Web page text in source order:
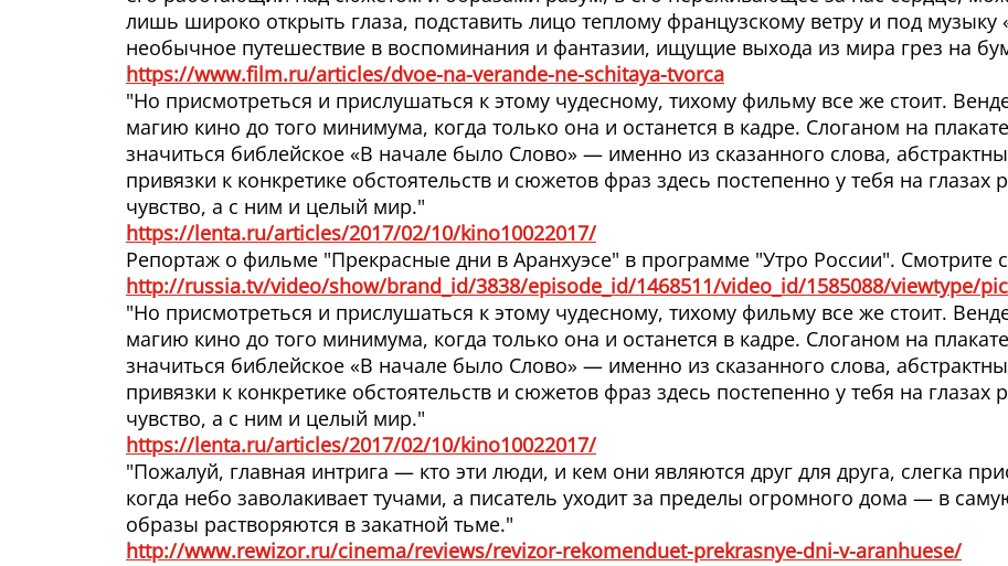
лишь широко открыть глаза, подставить лицо теплому французскому ветру и под музыку
необычное путешествие в воспоминания и фантазии, ищущие выхода из мира грез на
https://www.film.ru/articles/dvoe-na-verande-ne-schitaya-tvorca
"Но присмотреться и прислушаться к этому чудесному, тихому фильму все же стоит.
магию кино до того минимума, когда только она и останется в кадре. Слоганом на
значиться библейское «В начале было Слово» — именно из сказанного слова,
привязки к конкретике обстоятельств и сюжетов фраз здесь постепенно у тебя на
чувство, а с ним и целый мир."
https://lenta.ru/articles/2017/02/10/kino10022017/
Репортаж о фильме "Прекрасные дни в Аранхуэсе" в программе "Утро России". Смотрите
http://russia.tv/video/show/brand_id/3838/episode_id/1468511/video_id/1585088/viewtype/
"Но присмотреться и прислушаться к этому чудесному, тихому фильму все же стоит.
магию кино до того минимума, когда только она и останется в кадре. Слоганом на
значиться библейское «В начале было Слово» — именно из сказанного слова,
привязки к конкретике обстоятельств и сюжетов фраз здесь постепенно у тебя на
чувство, а с ним и целый мир."
https://lenta.ru/articles/2017/02/10/kino10022017/
"Пожалуй, главная интрига — кто эти люди, и кем они являются друг для друга, слегка
когда небо заволакивает тучами, а писатель уходит за пределы огромного дома — в
образы растворяются в закатной тьме."
http://www.rewizor.ru/cinema/reviews/revizor-rekomenduet-prekrasnye-dni-v-aranhuese/